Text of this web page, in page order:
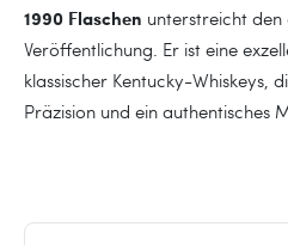
1990 Flaschen unterstreicht den
Veröffentlichung. Er ist eine
klassischer Kentucky-Whiskeys,
Präzision und ein authentisches